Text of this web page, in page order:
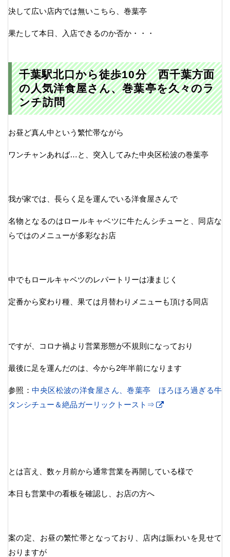
決して広い店内では無いこちら、巻葉亭
果たして本日、入店できるのか否か・・・
千葉駅北口から徒歩10分 西千葉方面
の人気洋食屋さん、巻葉亭を久々のラ
ンチ訪問
お昼ど真ん中という繁忙帯ながら
ワンチャンあれば…と、突入してみた中央区松波の巻葉亭
我が家では、長らく足を運んでいる洋食屋さんで
名物となるのはロールキャベツに牛たんシチューと、同店な
らではのメニューが多彩なお店
中でもロールキャベツのレパートリーは凄まじく
定番から変わり種、果ては月替わりメニューも頂ける同店
ですが、コロナ禍より営業形態が不規則になっており
最後に足を運んだのは、今から2年半前になります
参照：中央区松波の洋食屋さん、巻葉亭 ほろほろ過ぎる牛
タンシチュー＆絶品ガーリックトースト⇒
とは言え、数ヶ月前から通常営業を再開している様で
本日も営業中の看板を確認し、お店の方へ
案の定、お昼の繁忙帯となっており、店内は賑わいを見せて
おりますが